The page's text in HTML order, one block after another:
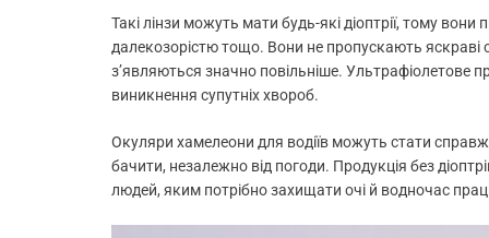
Такі лінзи можуть мати будь-які діоптрії, тому
далекозорістю тощо. Вони не пропускають
з’являються значно повільніше. Ультрафіолетове
виникнення супутніх хвороб.
Окуляри хамелеони для водіїв можуть стати
бачити, незалежно від погоди. Продукція без
людей, яким потрібно захищати очі й водночас